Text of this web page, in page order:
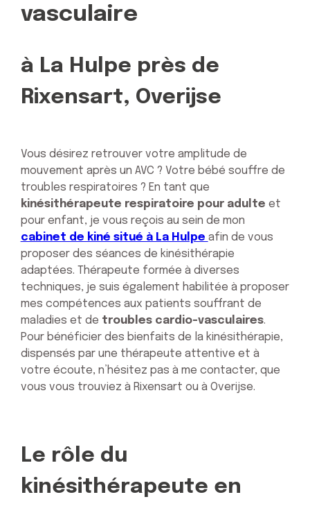
vasculaire
à La Hulpe près de
Rixensart, Overijse
Vous désirez retrouver votre amplitude de
mouvement après un AVC ? Votre bébé souffre de
troubles respiratoires ? En tant que
kinésithérapeute respiratoire pour adulte et
pour enfant, je vous reçois au sein de mon
cabinet de kiné situé à La Hulpe afin de vous
proposer des séances de kinésithérapie
adaptées. Thérapeute formée à diverses
techniques, je suis également habilitée à proposer
mes compétences aux patients souffrant de
maladies et de troubles cardio-vasculaires.
Pour bénéficier des bienfaits de la kinésithérapie,
dispensés par une thérapeute attentive et à
votre écoute, n’hésitez pas à me contacter, que
vous vous trouviez à Rixensart ou à Overijse.
Le rôle du
kinésithérapeute en